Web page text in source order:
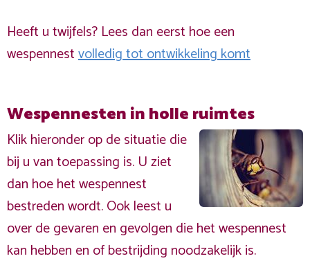
Heeft u twijfels? Lees dan eerst hoe een
wespennestvolledig tot ontwikkeling komt
Wespennesten in holle ruimtes
Klik hieronder op de situatie die
bij u van toepassing is. U ziet
dan hoe het wespennest
bestreden wordt. Ook leest u
over de gevaren en gevolgen die het wespennest
kan hebben en of bestrijding noodzakelijk is.